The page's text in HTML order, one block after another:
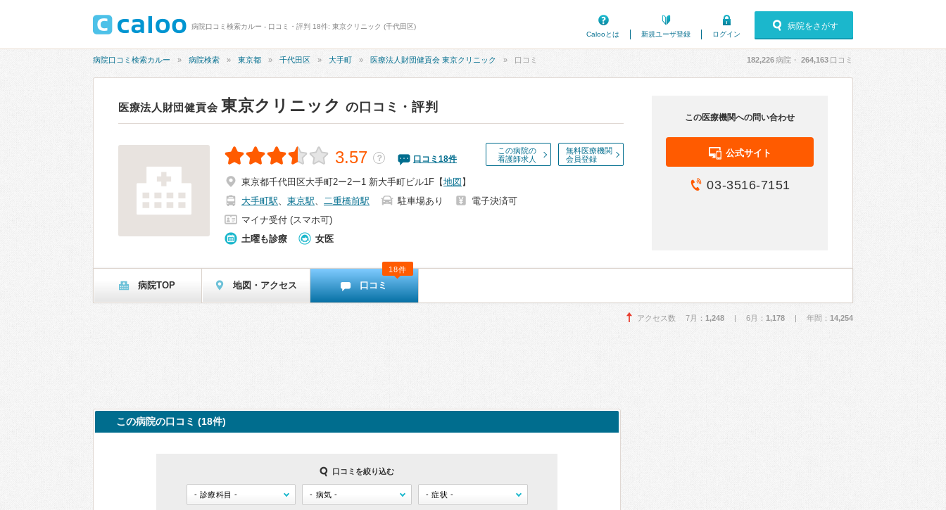
病院口コミ検索カルー - 口コミ・評判 18件: 東京クリニック (千代田区)
Calooとは
新規ユーザ登録 ログイン
病院をさがす
病院口コミ検索カルー 病院検索 東京都 千代田区 大手町 医療法人財団健貢会 東京クリニック 口コミ 182,226病院・ 264,163 口コミ
医療法人財団健貢会 東京クリニック の口コミ・評判
この病院の
看護師求人
無料医療機関
会員登録
3.57 ？ 口コミ 18件
東京都千代田区大手町2ー2ー1 新大手町ビル1F 【地図 】
大手町駅、 東京駅、 二重橋前駅 駐車場あり
電子決済可
マイナ受付 (スマホ可)
土曜も診療
女医
この医療機関への問い合わせ
公式サイト
03-3516-7151
病院TOP 地図・アクセス 口コミ
18件
アクセス数 7月： 1,248 | 6月： 1,178 | 年間： 14,254
この病院の口コミ (18件)
口コミを絞り込む